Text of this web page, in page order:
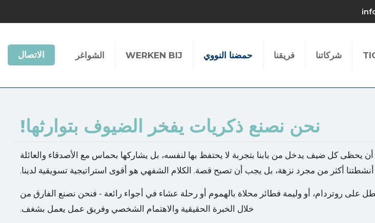
شركاتنا فريقنا حمضنا النووي WERKEN BIJ الشواغر الاتصال
نحن نصنع ذكريات يفخر الضيوف بتوارثها!
يحظى كل ضيف يدخل من بابنا بتجربة لا يحتفظ بها لنفسه، بل يشاركها بحماس مع الأصدقاء والعائلة
أنشطتنا أكثر من مجرد نزهة، بل يجب أن تصبح قصة. الكلام الشفهي هو أقوى استراتيجية تسويقية لدينا.
على روتردام، أو وليمة فطائر محلاة بالهموم أو رحلة عشاء في أجواء رائعة - فنحن نصنع الفارق من
خلال الخبرة الحقيقية والاهتمام الشخصي وفريق عمل يعمل بشغف.